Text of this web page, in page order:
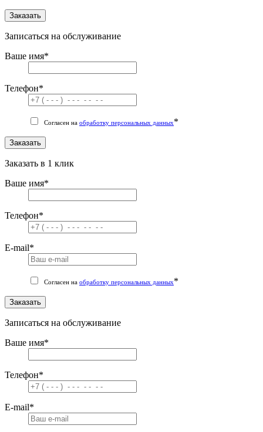
Заказать
Записаться на обслуживание
Ваше имя*
Телефон*
Согласен на обработку персональных данных*
Заказать
Заказать в 1 клик
Ваше имя*
Телефон*
E-mail*
Согласен на обработку персональных данных*
Заказать
Записаться на обслуживание
Ваше имя*
Телефон*
E-mail*